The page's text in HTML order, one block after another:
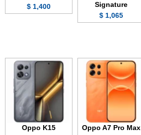
Signature
1,065 $
1,400 $
Oppo A7 Pro Max
Oppo K15